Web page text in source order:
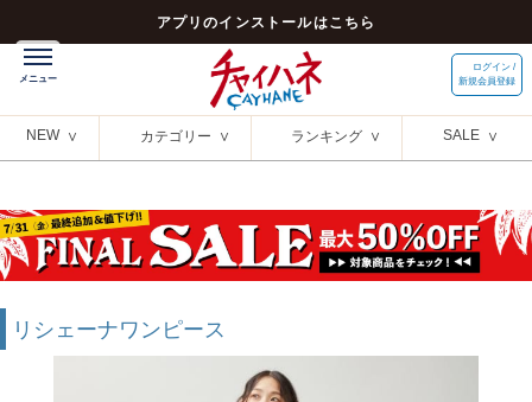
アプリのインストールはこちら
ログイン /
新規会員登録
NEW カテゴリー ランキング SALE
リシェーナワンピース